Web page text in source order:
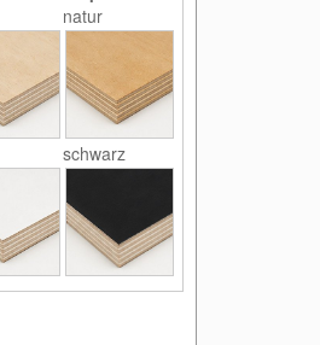
natur
schwarz